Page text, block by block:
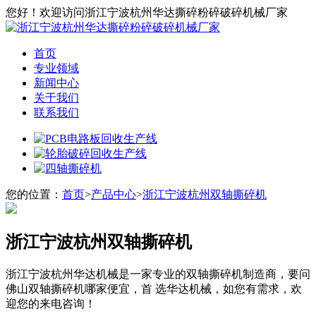
您好！欢迎访问浙江宁波杭州华达撕碎粉碎破碎机械厂家
首页
专业领域
新闻中心
关于我们
联系我们
您的位置： 首页>产品中心>浙江宁波杭州双轴撕碎机
浙江宁波杭州双轴撕碎机
浙江宁波杭州华达机械是一家专业的双轴撕碎机制造商，要问
佛山双轴撕碎机哪家便宜，首 选华达机械，如您有需求，欢
迎您的来电咨询！